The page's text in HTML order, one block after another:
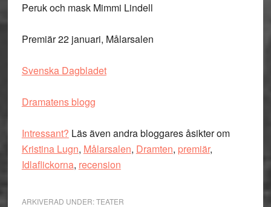
Peruk och mask Mimmi Lindell
Premiär 22 januari, Målarsalen
Svenska Dagbladet
Dramatens blogg
Intressant? Läs även andra bloggares åsikter om
Kristina Lugn, Målarsalen, Dramten, premiär,
Idlaflickorna, recension
ARKIVERAD UNDER:TEATER